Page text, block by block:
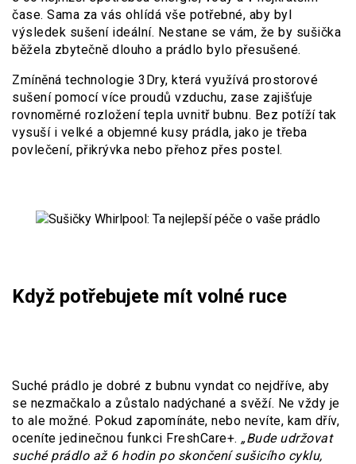
čase. Sama za vás ohlídá vše potřebné, aby byl
výsledek sušení ideální. Nestane se vám, že by sušička
běžela zbytečně dlouho a prádlo bylo přesušené.
Zmíněná technologie 3Dry, která využívá prostorové
sušení pomocí více proudů vzduchu, zase zajišťuje
rovnoměrné rozložení tepla uvnitř bubnu. Bez potíží tak
vysuší i velké a objemné kusy prádla, jako je třeba
povlečení, přikrývka nebo přehoz přes postel.
Když potřebujete mít volné ruce
Suché prádlo je dobré z bubnu vyndat co nejdříve, aby
se nezmačkalo a zůstalo nadýchané a svěží. Ne vždy je
to ale možné. Pokud zapomínáte, nebo nevíte, kam dřív,
oceníte jedinečnou funkci FreshCare+. „Bude udržovat
suché prádlo až 6 hodin po skončení sušicího cyklu,